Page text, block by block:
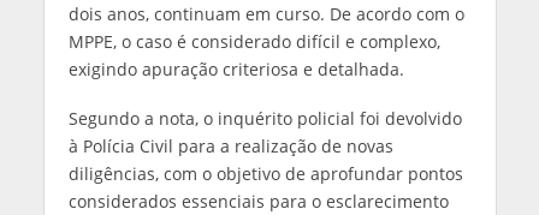
dois anos, continuam em curso. De acordo com o
MPPE, o caso é considerado difícil e complexo,
exigindo apuração criteriosa e detalhada.
Segundo a nota, o inquérito policial foi devolvido
à Polícia Civil para a realização de novas
diligências, com o objetivo de aprofundar pontos
considerados essenciais para o esclarecimento